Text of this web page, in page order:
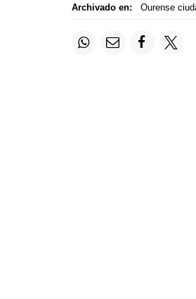
Archivado en: Ourense